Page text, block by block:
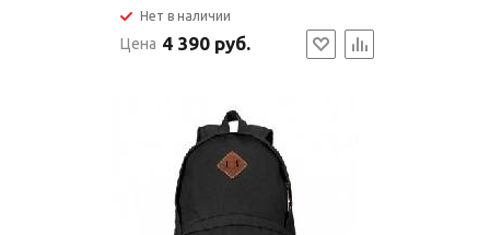
Нет в наличии
Цена 4 390 руб.